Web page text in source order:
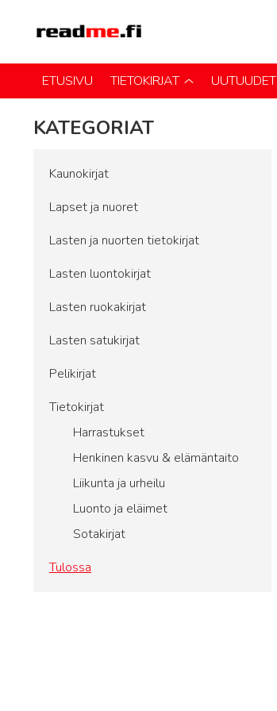
ETUSIVU TIETOKIRJAT UUTUUDET
KATEGORIAT
Kaunokirjat
Lapset ja nuoret
Lasten ja nuorten tietokirjat
Lasten luontokirjat
Lasten ruokakirjat
Lasten satukirjat
Pelikirjat
Tietokirjat
Harrastukset
Henkinen kasvu & elämäntaito
Liikunta ja urheilu
Luonto ja eläimet
Sotakirjat
Tulossa